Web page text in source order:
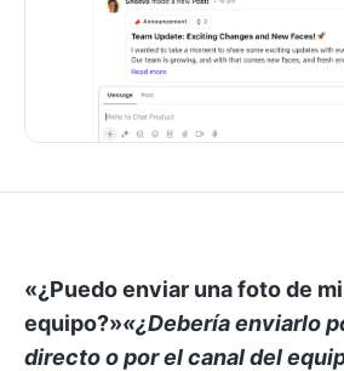
«¿Puedo enviar una foto de
equipo?»«¿Debería enviarlo
directo o por el canal del